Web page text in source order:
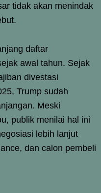
tidak akan menindak
daftar
awal tahun. Sejak
divestasi
Trump sudah
Meski
publik menilai hal ini
lebih lanjut
dan calon pembeli